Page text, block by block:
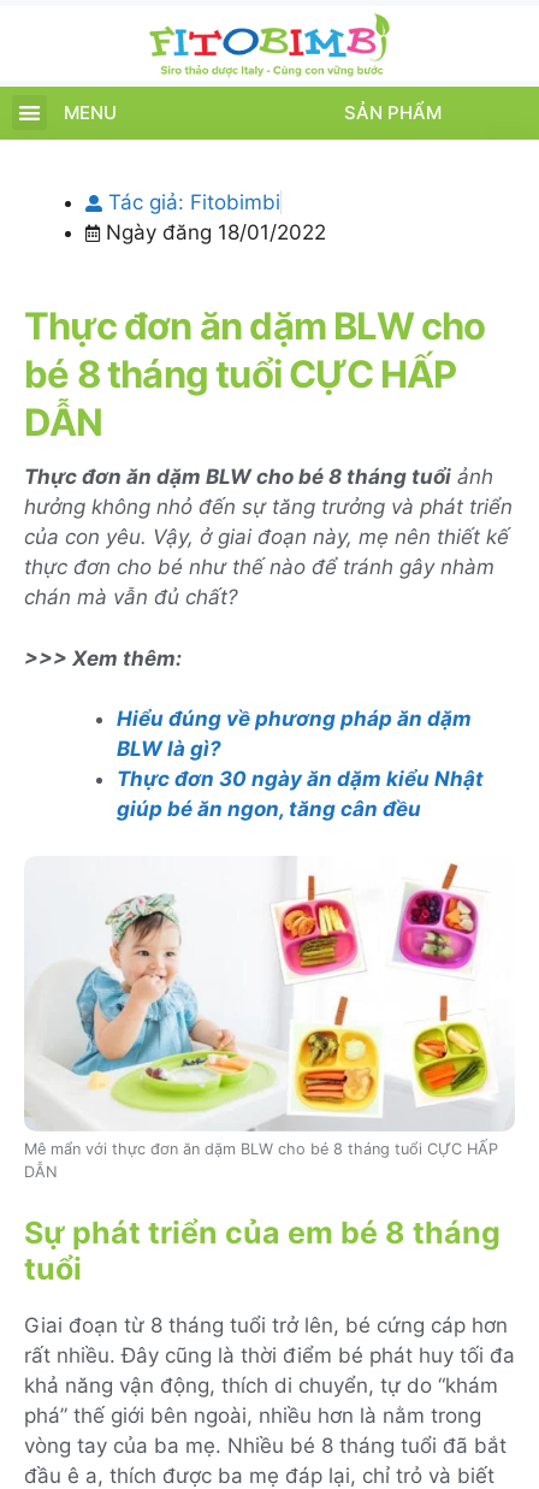
MENU SẢN PHẨM
Tác giả: Fitobimbi
Ngày đăng 18/01/2022
Thực đơn ăn dặm BLW cho
bé 8 tháng tuổi CỰC HẤP
DẪN
Thực đơn ăn dặm BLW cho bé 8 tháng tuổi ảnh
hưởng không nhỏ đến sự tăng trưởng và phát triển
của con yêu. Vậy, ở giai đoạn này, mẹ nên thiết kế
thực đơn cho bé như thế nào để tránh gây nhàm
chán mà vẫn đủ chất?
>>> Xem thêm:
Hiểu đúng về phương pháp ăn dặm
BLW là gì?
Thực đơn 30 ngày ăn dặm kiểu Nhật
giúp bé ăn ngon, tăng cân đều
Mê mẩn với thực đơn ăn dặm BLW cho bé 8 tháng tuổi CỰC HẤP
DẪN
Sự phát triển của em bé 8 tháng
tuổi
Giai đoạn từ 8 tháng tuổi trở lên, bé cứng cáp hơn
rất nhiều. Đây cũng là thời điểm bé phát huy tối đa
khả năng vận động, thích di chuyển, tự do “khám
phá” thế giới bên ngoài, nhiều hơn là nằm trong
vòng tay của ba mẹ. Nhiều bé 8 tháng tuổi đã bắt
đầu ê a, thích được ba mẹ đáp lại, chỉ trỏ và biết